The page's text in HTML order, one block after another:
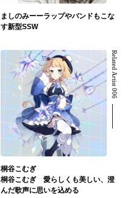
ましのみーーラップやバンドもこな
す新型SSW
Related Artist 006
桐谷こむぎ
桐谷こむぎ 愛らしくも美しい、澄
んだ歌声に思いを込める